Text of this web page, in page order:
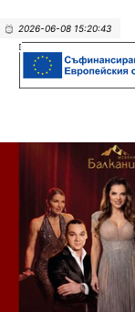
2026-06-08 15:20:43